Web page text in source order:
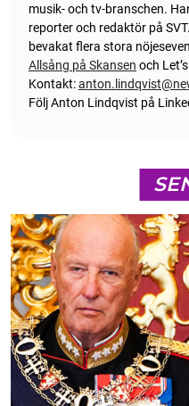
musik- och tv-branschen.
reporter och redaktör på
bevakat flera stora
Allsång på Skansen och
Kontakt:
Följ Anton Lindqvist på